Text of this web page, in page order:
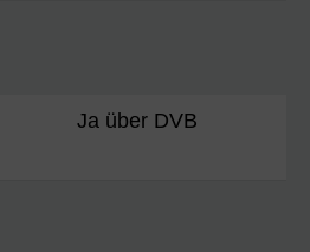
Ja über DVB